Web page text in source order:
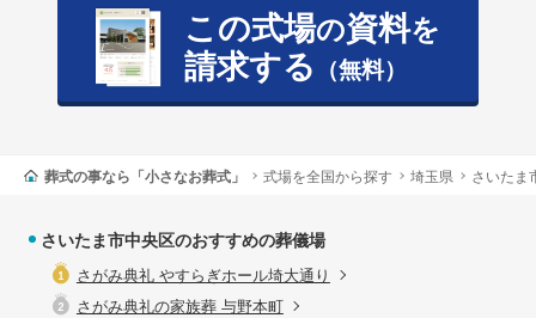
この式場の資料を
請求する （無料）
葬式の事なら「小さなお葬式」 式場を全国から探す 埼玉県 さいたま
さいたま市中央区のおすすめの葬儀場
さがみ典礼 やすらぎホール埼大通り
さがみ典礼の家族葬 与野本町